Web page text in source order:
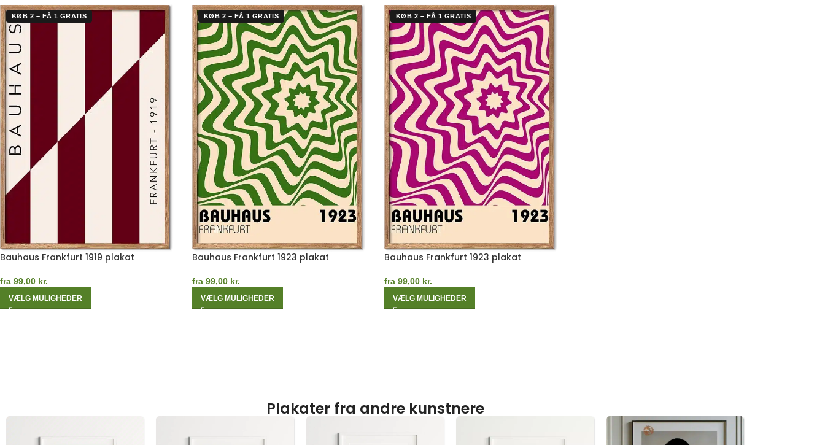
KØB 2 – FÅ 1 GRATIS
Bauhaus Frankfurt 1919 plakat
fra 99,00 kr.
VÆLG MULIGHEDER
KØB 2 – FÅ 1 GRATIS
Bauhaus Frankfurt 1923 plakat
fra 99,00 kr.
VÆLG MULIGHEDER
KØB 2 – FÅ 1 GRATIS
Bauhaus Frankfurt 1923 plakat
fra 99,00 kr.
VÆLG MULIGHEDER
Plakater fra andre kunstnere